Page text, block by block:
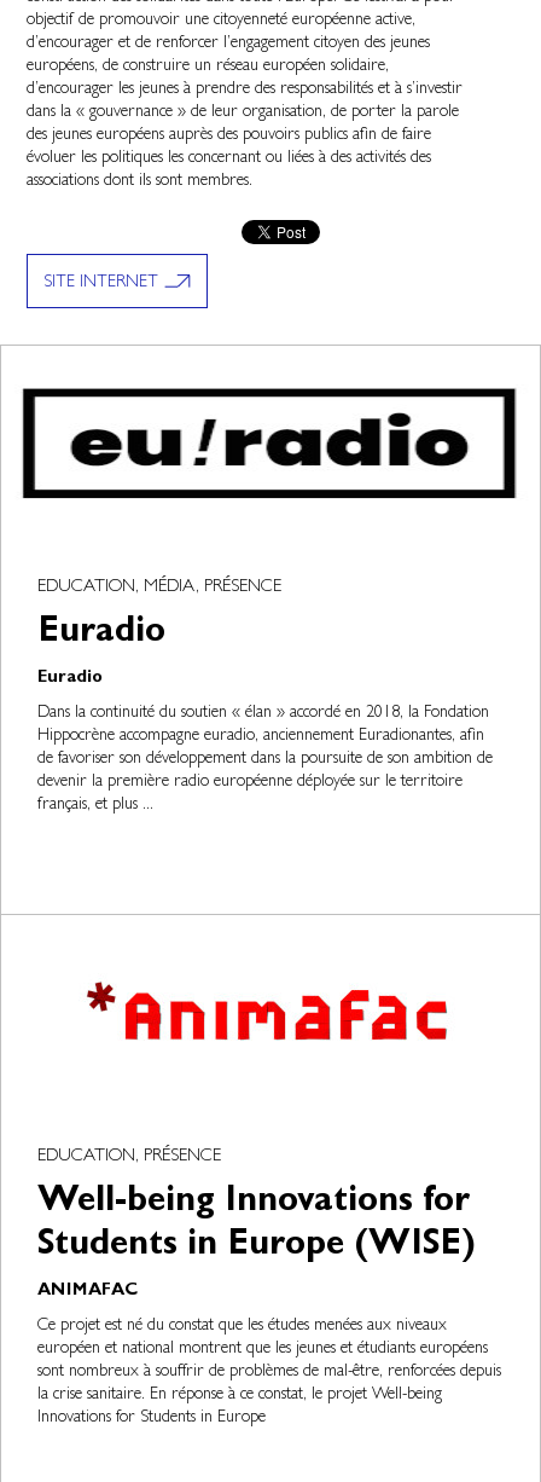
objectif de promouvoir une citoyenneté européenne active,
d’encourager et de renforcer l’engagement citoyen des jeunes
européens, de construire un réseau européen solidaire,
d’encourager les jeunes à prendre des responsabilités et à s’investir
dans la « gouvernance » de leur organisation, de porter la parole
des jeunes européens auprès des pouvoirs publics afin de faire
évoluer les politiques les concernant ou liées à des activités des
associations dont ils sont membres.
SITE INTERNET
EDUCATION, MÉDIA, PRÉSENCE
Euradio
Euradio
Dans la continuité du soutien « élan » accordé en 2018, la Fondation
Hippocrène accompagne euradio, anciennement Euradionantes, afin
de favoriser son développement dans la poursuite de son ambition de
devenir la première radio européenne déployée sur le territoire
français, et plus ...
EDUCATION, PRÉSENCE
Well-being Innovations for
Students in Europe (WISE)
ANIMAFAC
Ce projet est né du constat que les études menées aux niveaux
européen et national montrent que les jeunes et étudiants européens
sont nombreux à souffrir de problèmes de mal-être, renforcées depuis
la crise sanitaire. En réponse à ce constat, le projet Well-being
Innovations for Students in Europe